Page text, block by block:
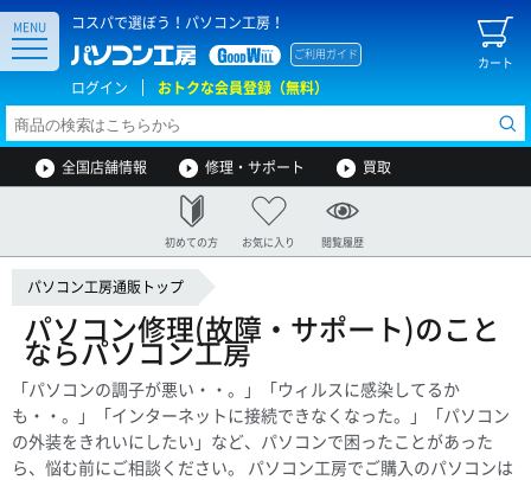
コスパで選ぼう！パソコン工房！
カート
ご利用ガイド
ログイン おトクな会員登録（無料）
MENU
全国店舗情報 修理・サポート 買取
初めての方 お気に入り 閲覧履歴
パソコン工房通販トップ
パソコン修理(故障・サポート)のこと
ならパソコン工房
「パソコンの調子が悪い・・。」「ウィルスに感染してるか
も・・。」「インターネットに接続できなくなった。」「パソコン
の外装をきれいにしたい」など、パソコンで困ったことがあった
ら、悩む前にご相談ください。 パソコン工房でご購入のパソコンは